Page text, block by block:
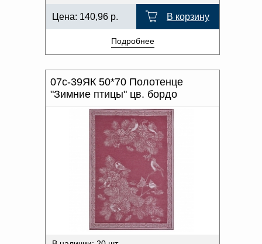
Цена: 140,96 р. В корзину
Подробнее
07с-39ЯК 50*70 Полотенце
"Зимние птицы" цв. бордо